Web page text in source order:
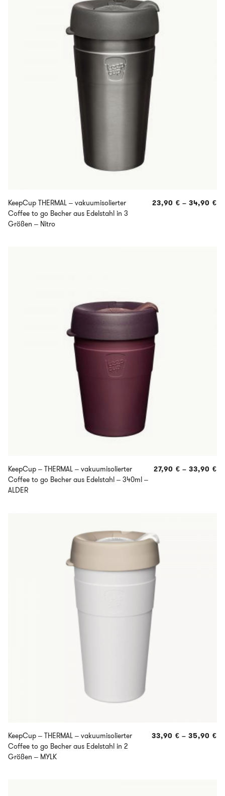
KeepCup THERMAL – vakuumisolierter
Coffee to go Becher aus Edelstahl in 3
Größen – Nitro
23,90 € – 34,90 €
KeepCup – THERMAL – vakuumisolierter
Coffee to go Becher aus Edelstahl – 340ml –
ALDER
27,90 € – 33,90 €
KeepCup – THERMAL – vakuumisolierter
Coffee to go Becher aus Edelstahl in 2
Größen – MYLK
33,90 € – 35,90 €